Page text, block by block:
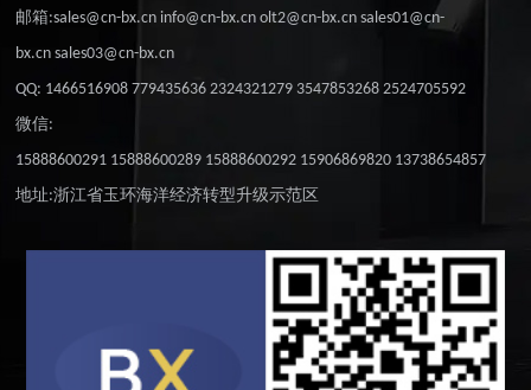
邮箱:sales@cn-bx.cn info@cn-bx.cn olt2@cn-bx.cn sales01@cn-
bx.cn sales03@cn-bx.cn
QQ: 1466516908 779435636 2324321279 3547853268 2524705592
微信:
15888600291 15888600289 15888600292 15906869820 13738654857
地址:浙江省玉环海洋经济转型升级示范区